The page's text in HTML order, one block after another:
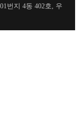
번지 4동 402호, 우